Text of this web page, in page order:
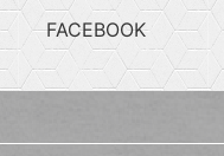
FACEBOOK